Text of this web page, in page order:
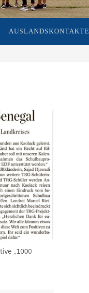
AUSLANDSKONTAKTE
„1000